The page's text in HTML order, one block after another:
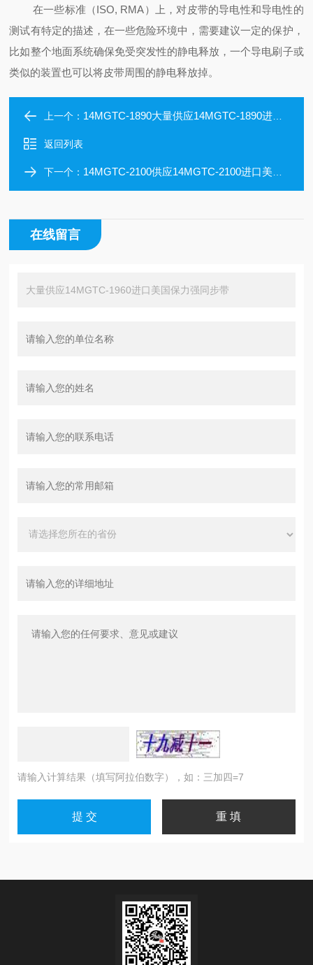
在一些标准（ISO, RMA）上，对皮带的导电性和导电性的
测试有特定的描述，在一些危险环境中，需要建议一定的保护，
比如整个地面系统确保免受突发性的静电释放，一个导电刷子或
类似的装置也可以将皮带周围的静电释放掉。
上一个： 14MGTC-1890大量供应14MGTC-1890进口美国保力强同步带
返回列表
下一个： 14MGTC-2100供应14MGTC-2100进口美国保力强同步带
在线留言
请输入计算结果（填写阿拉伯数字），如：三加四=7